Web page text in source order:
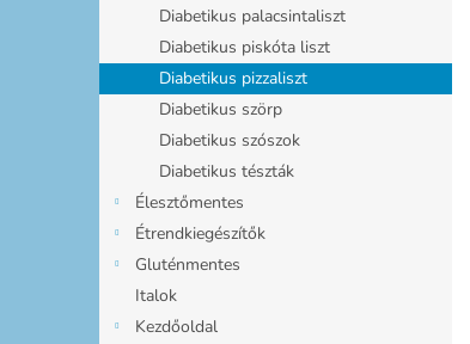
Diabetikus palacsintaliszt
Diabetikus piskóta liszt
Diabetikus pizzaliszt
Diabetikus szörp
Diabetikus szószok
Diabetikus tészták
Élesztőmentes
Étrendkiegészítők
Gluténmentes
Italok
Kezdőoldal